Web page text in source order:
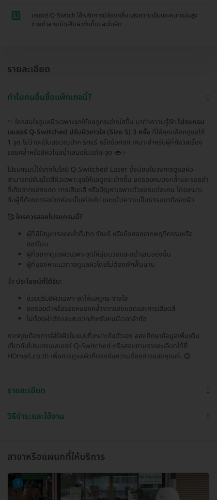
1
เลเซอร์ Q-Switch ใช้หลักการปล่อยคลื่นแสงความเข้มและหนาแน่นสูง
ช่วยทำลายเม็ดสีในผิวชั้นตื้นและชั้นลึก
รายละเอียด
ทำไมคนอื่นซื้อแพ็กเกจนี้?
✨ ใครสนใจดูแลผิวเฉพาะจุดให้แลดูกระจ่างใสขึ้น มาทำความรู้จัก โปรแกรม
เลเซอร์ Q-Switched ปรับผิวขาวใส (Size S) 3 ครั้ง ที่ให้คุณเลือกดูแลได้
1 จุด ไม่ว่าจะเป็นบริเวณปาก รักแร้ หรือข้อศอก เหมาะสำหรับผู้ที่กังวลเรื่อง
รอยคล้ำหรือสีผิวไม่สม่ำเสมอในแต่ละจุด 👄✨
โปรแกรมนี้ใช้เทคโนโลยี Q-Switched Laser ซึ่งนิยมในวงการดูแลผิว
สามารถปรับเม็ดสีผิวเฉพาะจุดให้แลดูกระจ่างขึ้น ลดรอยหมองคล้ำและรอยดำ
ที่เกิดจากแสงแดด การเสียดสี หรือปัญหาเฉพาะตัวของแต่ละคน โดยเหมาะ
กับผู้ที่ต้องการอย่างค่อยเป็นค่อยไป และเน้นความเป็นธรรมชาติของผิว
🥰 ใครควรลองโปรแกรมนี้?
ผู้ที่มีปัญหารอยคล้ำที่ปาก รักแร้ หรือข้อศอกจากพฤติกรรมหรือ
ฮอร์โมน
ผู้ที่อยากดูแลผิวเฉพาะจุดให้นุ่มนวลและสม่ำเสมอยิ่งขึ้น
ผู้ที่มองหาแนวทางดูแลผิวโดยไม่ต้องพักฟื้นนาน
👍 ประโยชน์ที่ได้รับ:
ช่วยปรับสีผิวเฉพาะจุดให้แลดูกระจ่างใส
ลดรอยดำหรือรอยหมองคล้ำจากแสงแดดและการเสียดสี
ไม่ต้องผ่าตัดและสะดวกสำหรับคนมีเวลาจำกัด
หากคุณต้องการใส่ใจผิวในแบบที่เหมาะกับตัวเอง ลองศึกษาข้อมูลเพิ่มเติม
เกี่ยวกับโปรแกรมเลเซอร์ Q-Switched หรือสอบถามรายละเอียดได้ที่
HDmall.co.th เพื่อการดูแลผิวที่ตรงกับความต้องการของคุณค่ะ 😊
รายละเอียด
วิธีชำระและใช้งาน
สาขาหรือแผนกที่ให้บริการ
1